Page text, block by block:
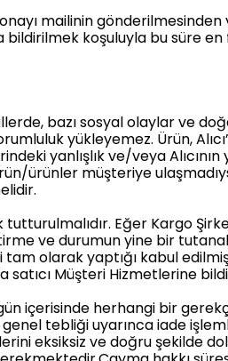
mailinin gönderilmesinden
bildirilmek koşuluyla bu süre
bazı sosyal olaylar ve
yükleyemez. Ürün,
yanlışlık ve/veya Alıcının
ürünler müşteriye
Eğer Kargo
ve durumun yine bir
tam olarak yaptığı kabul
satıcı Müşteri Hizmetlerine
içerisinde herhangi bir
tebliği uyarınca iade
eksiksiz ve doğru şekilde